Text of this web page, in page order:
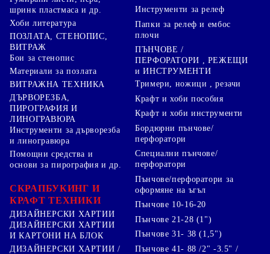
шринк пластмаса и др.
Хоби литература
ПОЗЛАТА, СТЕНОПИС,
ВИТРАЖ
Бои за стенопис
Материали за позлата
ВИТРАЖНА ТЕХНИКА
ДЪРВОРЕЗБА,
ПИРОГРАФИЯ И
ЛИНОГРАВЮРА
Инструменти за дърворезба
и линогравюра
Помощни средства и
основи за пирография и др.
СКРАПБУКИНГ И
КРАФТ ТЕХНИКИ
ДИЗАЙНЕРСКИ ХАРТИИ
ДИЗАЙНЕРСКИ ХАРТИИ
И КАРТОНИ НА БЛОК
ДИЗАЙНЕРСКИ ХАРТИИ /
Инструменти за релеф
Папки за релеф и ембос
плочи
ПЪНЧОВЕ /
ПЕРФОРАТОРИ , РЕЖЕЩИ
и ИНСТРУМЕНТИ
Тримери, ножици , резачи
Крафт и хоби пособия
Крафт и хоби инструменти
Бордюрни пънчове/
перфоратори
Специални пънчове/
перфоратори
Пънчове/перфоратори за
оформяне на ъгъл
Пънчове 10-16-20
Пънчове 21-28 (1")
Пънчове 31- 38 (1,5")
Пънчове 41- 88 /2" -3.5" /